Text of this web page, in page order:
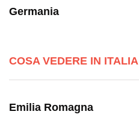
Germania
COSA VEDERE IN ITALIA
Emilia Romagna